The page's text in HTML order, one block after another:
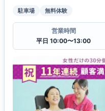
駐車場 無料体験
営業時間
平日 10:00〜13:00